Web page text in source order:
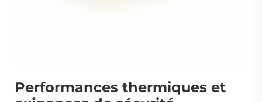
Performances thermiques et